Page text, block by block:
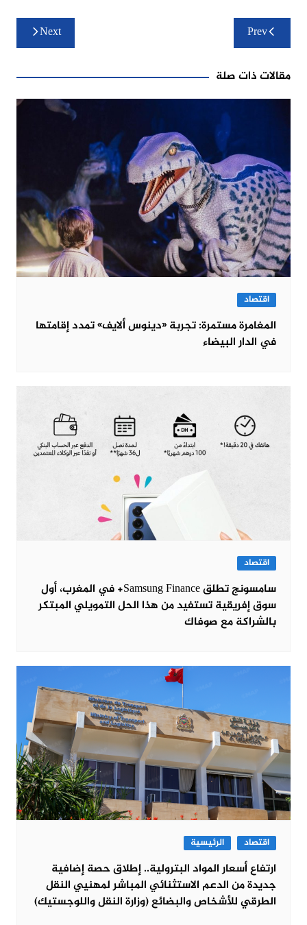
تصفّح
المقالاتPrev
Next
مقالات ذات صلة
اقتصاد
المغامرة مستمرة: تجربة «دينوس ألايف» تمدد إقامتها
في الدار البيضاء
اقتصاد
سامسونج تطلق Samsung Finance+ في المغرب، أول
سوق إفريقية تستفيد من هذا الحل التمويلي المبتكر
بالشراكة مع صوفاك
اقتصاد الرئيسية
ارتفاع أسعار المواد البترولية.. إطلاق حصة إضافية
جديدة من الدعم الاستثنائي المباشر لمهنيي النقل
الطرقي للأشخاص والبضائع (وزارة النقل واللوجستيك)